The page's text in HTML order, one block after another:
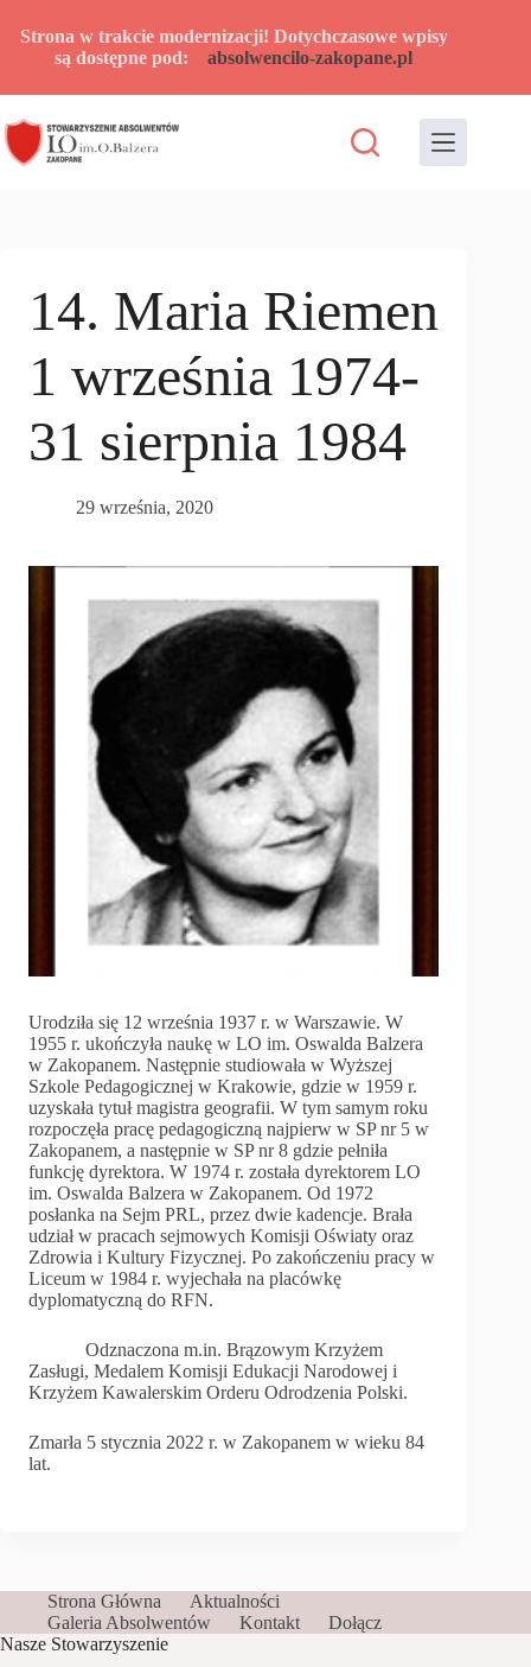
Strona w trakcie modernizacji! Dotychczasowe wpisy
są dostępne pod:absolwencilo-zakopane.pl
14. Maria Riemen
1 września 1974-
31 sierpnia 1984
29 września, 2020
Urodziła się 12 września 1937 r. w Warszawie. W
1955 r. ukończyła naukę w LO im. Oswalda Balzera
w Zakopanem. Następnie studiowała w Wyższej
Szkole Pedagogicznej w Krakowie, gdzie w 1959 r.
uzyskała tytuł magistra geografii. W tym samym roku
rozpoczęła pracę pedagogiczną najpierw w SP nr 5 w
Zakopanem, a następnie w SP nr 8 gdzie pełniła
funkcję dyrektora. W 1974 r. została dyrektorem LO
im. Oswalda Balzera w Zakopanem. Od 1972
posłanka na Sejm PRL, przez dwie kadencje. Brała
udział w pracach sejmowych Komisji Oświaty oraz
Zdrowia i Kultury Fizycznej. Po zakończeniu pracy w
Liceum w 1984 r. wyjechała na placówkę
dyplomatyczną do RFN.
Odznaczona m.in. Brązowym Krzyżem
Zasługi, Medalem Komisji Edukacji Narodowej i
Krzyżem Kawalerskim Orderu Odrodzenia Polski.
Zmarła 5 stycznia 2022 r. w Zakopanem w wieku 84
lat.
Strona Główna
Aktualności
Galeria Absolwentów
Kontakt
Dołącz
Nasze Stowarzyszenie